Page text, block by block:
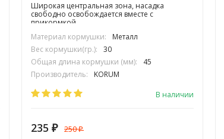
Широкая центральная зона, насадка
свободно освобождается вместе с
прикормкой
Материал кормушки:
Металл
Вес кормушки(гр.):
30
Общая длина кормушки (мм):
45
Производитель:
KORUM
В наличии
235 ₽ 250₽